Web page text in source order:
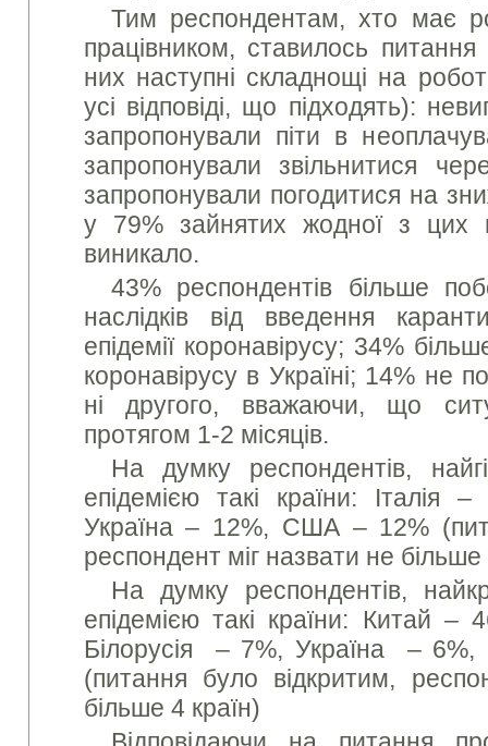
Тим респондентам, хто має
працівником, ставилось
них наступні складнощі на
усі відповіді, що підходять):
запропонували піти в
запропонували звільнитися
запропонували погодитися на
у 79% зайнятих жодної з
виникало.
43% респондентів більше
наслідків від введення
епідемії коронавірусу; 34%
коронавірусу в Україні; 14% не
ні другого, вважаючи, що
протягом 1-2 місяців.
На думку респондентів,
епідемією такі країни: Італія
Україна – 12%, США – 12%
респондент міг назвати не більше
На думку респондентів,
епідемією такі країни: Китай –
Білорусія – 7%, Україна –
(питання було відкритим,
більше 4 країн)